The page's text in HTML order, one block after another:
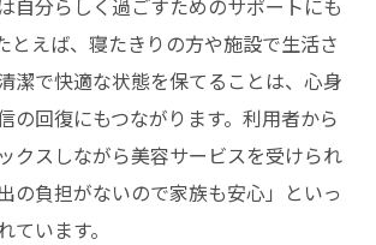
自分らしく過ごすためのサポートにも
とえば、寝たきりの方や施設で生活さ
潔で快適な状態を保てることは、心身
の回復にもつながります。利用者から
クスしながら美容サービスを受けられ
の負担がないので家族も安心」といっ
ています。